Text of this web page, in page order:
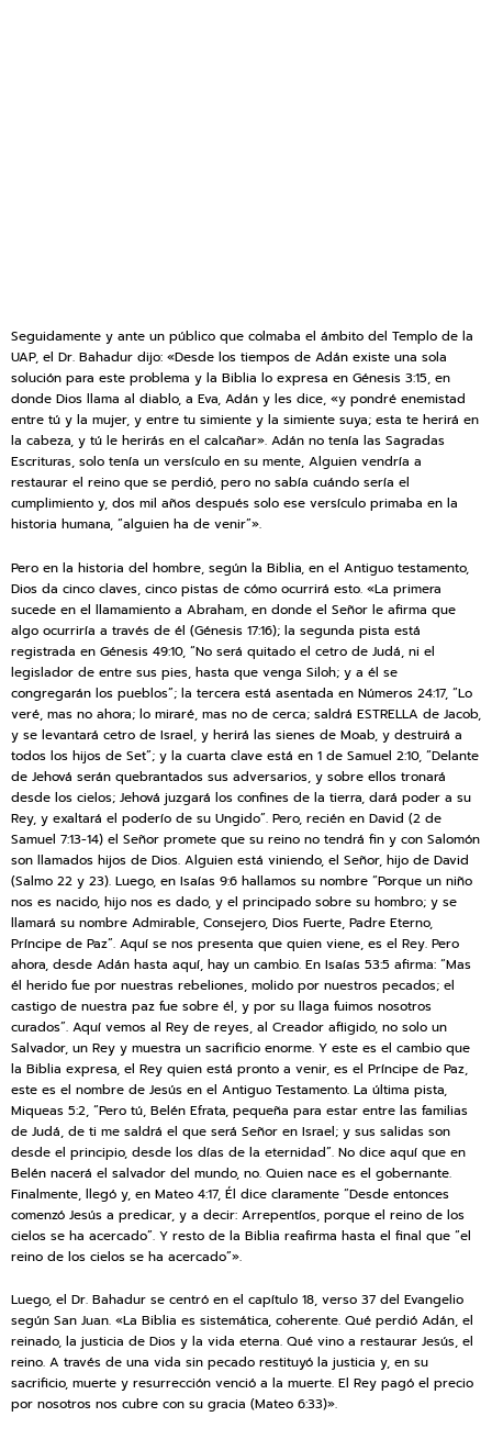
Seguidamente y ante un público que colmaba el ámbito del Templo de la
UAP, el Dr. Bahadur dijo: «Desde los tiempos de Adán existe una sola
solución para este problema y la Biblia lo expresa en Génesis 3:15, en
donde Dios llama al diablo, a Eva, Adán y les dice, «y pondré enemistad
entre tú y la mujer, y entre tu simiente y la simiente suya; esta te herirá en
la cabeza, y tú le herirás en el calcañar». Adán no tenía las Sagradas
Escrituras, solo tenía un versículo en su mente, Alguien vendría a
restaurar el reino que se perdió, pero no sabía cuándo sería el
cumplimiento y, dos mil años después solo ese versículo primaba en la
historia humana, “alguien ha de venir”».
Pero en la historia del hombre, según la Biblia, en el Antiguo testamento,
Dios da cinco claves, cinco pistas de cómo ocurrirá esto. «La primera
sucede en el llamamiento a Abraham, en donde el Señor le afirma que
algo ocurriría a través de él (Génesis 17:16); la segunda pista está
registrada en Génesis 49:10, “No será quitado el cetro de Judá, ni el
legislador de entre sus pies, hasta que venga Siloh; y a él se
congregarán los pueblos”; la tercera está asentada en Números 24:17, “Lo
veré, mas no ahora; lo miraré, mas no de cerca; saldrá ESTRELLA de Jacob,
y se levantará cetro de Israel, y herirá las sienes de Moab, y destruirá a
todos los hijos de Set”; y la cuarta clave está en 1 de Samuel 2:10, “Delante
de Jehová serán quebrantados sus adversarios, y sobre ellos tronará
desde los cielos; Jehová juzgará los confines de la tierra, dará poder a su
Rey, y exaltará el poderío de su Ungido”. Pero, recién en David (2 de
Samuel 7:13-14) el Señor promete que su reino no tendrá fin y con Salomón
son llamados hijos de Dios. Alguien está viniendo, el Señor, hijo de David
(Salmo 22 y 23). Luego, en Isaías 9:6 hallamos su nombre “Porque un niño
nos es nacido, hijo nos es dado, y el principado sobre su hombro; y se
llamará su nombre Admirable, Consejero, Dios Fuerte, Padre Eterno,
Príncipe de Paz”. Aquí se nos presenta que quien viene, es el Rey. Pero
ahora, desde Adán hasta aquí, hay un cambio. En Isaías 53:5 afirma: “Mas
él herido fue por nuestras rebeliones, molido por nuestros pecados; el
castigo de nuestra paz fue sobre él, y por su llaga fuimos nosotros
curados”. Aquí vemos al Rey de reyes, al Creador afligido, no solo un
Salvador, un Rey y muestra un sacrificio enorme. Y este es el cambio que
la Biblia expresa, el Rey quien está pronto a venir, es el Príncipe de Paz,
este es el nombre de Jesús en el Antiguo Testamento. La última pista,
Miqueas 5:2, “Pero tú, Belén Efrata, pequeña para estar entre las familias
de Judá, de ti me saldrá el que será Señor en Israel; y sus salidas son
desde el principio, desde los días de la eternidad”. No dice aquí que en
Belén nacerá el salvador del mundo, no. Quien nace es el gobernante.
Finalmente, llegó y, en Mateo 4:17, Él dice claramente “Desde entonces
comenzó Jesús a predicar, y a decir: Arrepentíos, porque el reino de los
cielos se ha acercado”. Y resto de la Biblia reafirma hasta el final que “el
reino de los cielos se ha acercado”».
Luego, el Dr. Bahadur se centró en el capítulo 18, verso 37 del Evangelio
según San Juan. «La Biblia es sistemática, coherente. Qué perdió Adán, el
reinado, la justicia de Dios y la vida eterna. Qué vino a restaurar Jesús, el
reino. A través de una vida sin pecado restituyó la justicia y, en su
sacrificio, muerte y resurrección venció a la muerte. El Rey pagó el precio
por nosotros nos cubre con su gracia (Mateo 6:33)».